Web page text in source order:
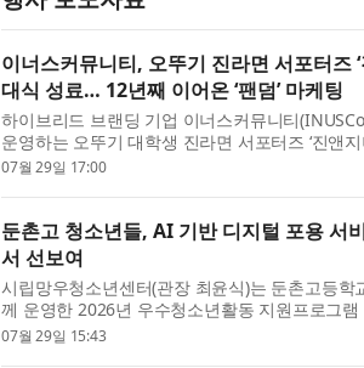
이너스커뮤니티, 오뚜기 진라면 서포터즈
대식 성료… 12년째 이어온 ‘팬덤’ 마케팅
하이브리드 브랜딩 기업 이너스커뮤니티
운영하는 오뚜기 대학생 진라면 서포터즈 ‘진앤
6일 오뚜기라면 공장에서 발대식을 열고 공식 활
07월 29일 17:00
둔촌고 청소년들, AI 기반 디지털 포용 서
서 선보여
시립망우청소년센터(관장 최윤식)는 둔촌고등학
께 운영한 2026년 우수청소년활동 지원프로그램
결과를 학교 축제에서 공개했다. 이날 청소년들
07월 29일 15:43